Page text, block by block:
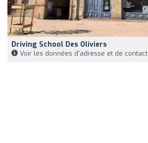
Driving School Des Oliviers
Voir les données d'adresse et de contact